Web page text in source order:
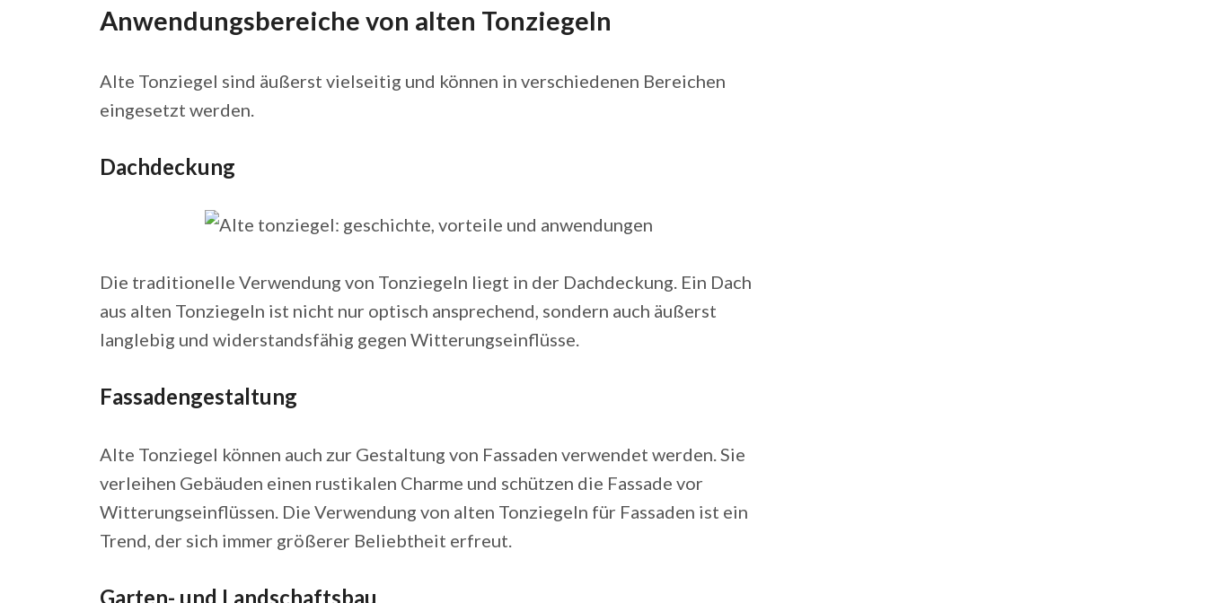
Anwendungsbereiche von alten Tonziegeln
Alte Tonziegel sind äußerst vielseitig und können in verschiedenen Bereichen
eingesetzt werden.
Dachdeckung
Die traditionelle Verwendung von Tonziegeln liegt in der Dachdeckung. Ein Dach
aus alten Tonziegeln ist nicht nur optisch ansprechend, sondern auch äußerst
langlebig und widerstandsfähig gegen Witterungseinflüsse.
Fassadengestaltung
Alte Tonziegel können auch zur Gestaltung von Fassaden verwendet werden. Sie
verleihen Gebäuden einen rustikalen Charme und schützen die Fassade vor
Witterungseinflüssen. Die Verwendung von alten Tonziegeln für Fassaden ist ein
Trend, der sich immer größerer Beliebtheit erfreut.
Garten- und Landschaftsbau